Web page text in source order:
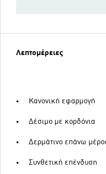
Λεπτομέρειες
Κανονική εφαρμογή
Δέσιμο με κορδόνια
Δερμάτινο επάνω
Συνθετική επένδυση